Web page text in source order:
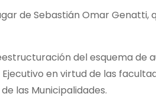
de Sebastián Omar Genatti,
del esquema de
en virtud de las
las Municipalidades.